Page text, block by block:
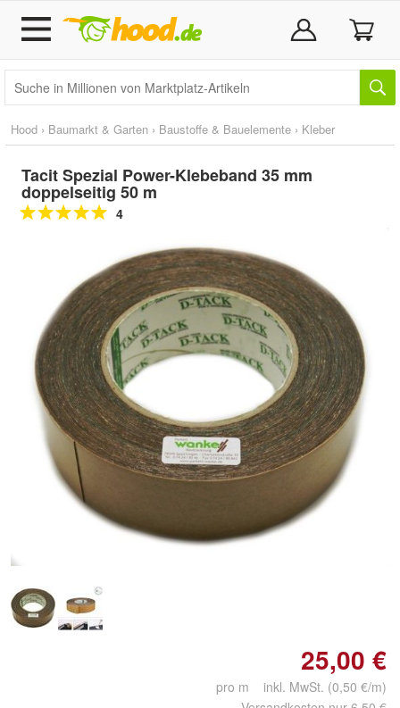
Hood › Baumarkt & Garten › Baustoffe & Bauelemente › Kleber
Tacit Spezial Power-Klebeband 35 mm
doppelseitig 50 m
4
25,00 €
pro m inkl. MwSt. (0,50 €/m)